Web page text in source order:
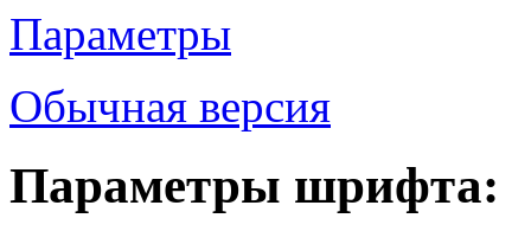
Параметры
Обычная версия
Параметры шрифта: